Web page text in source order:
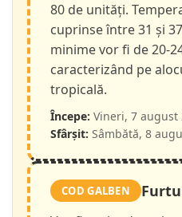
80 de unități.
cuprinse între 31 și
minime vor fi de 20-
caracterizând pe
tropicală.
Începe: Vineri, 7 august
Sfârșit: Sâmbătă, 8
COD GALBEN